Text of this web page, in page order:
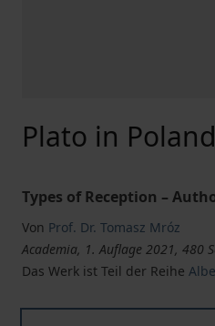
Plato in
Types of Reception –
Von Prof. Dr. Tomasz Mróz
Academia, 1. Auflage 2021, 480
Das Werk ist Teil der Reihe